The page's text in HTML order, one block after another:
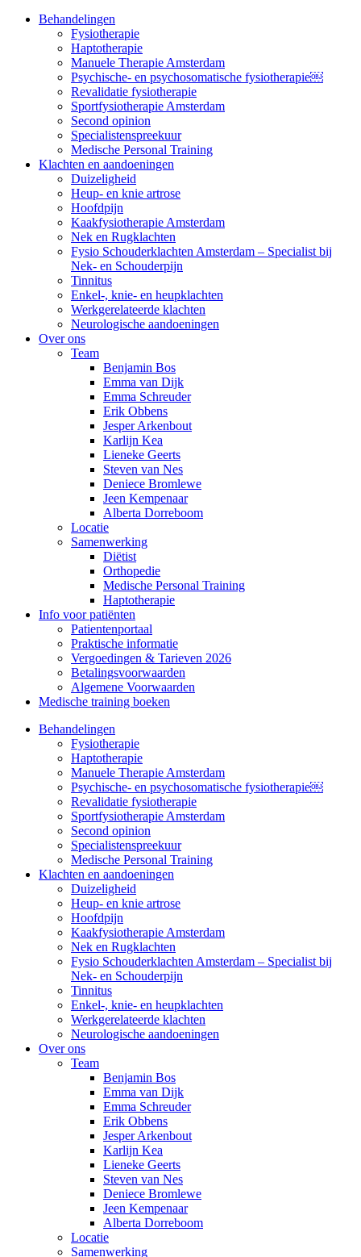
Behandelingen
Fysiotherapie
Haptotherapie
Manuele Therapie Amsterdam
Psychische- en psychosomatische fysiotherapie￼
Revalidatie fysiotherapie
Sportfysiotherapie Amsterdam
Second opinion
Specialistenspreekuur
Medische Personal Training
Klachten en aandoeningen
Duizeligheid
Heup- en knie artrose
Hoofdpijn
Kaakfysiotherapie Amsterdam
Nek en Rugklachten
Fysio Schouderklachten Amsterdam – Specialist bij
Nek- en Schouderpijn
Tinnitus
Enkel-, knie- en heupklachten
Werkgerelateerde klachten
Neurologische aandoeningen
Over ons
Team
Benjamin Bos
Emma van Dijk
Emma Schreuder
Erik Obbens
Jesper Arkenbout
Karlijn Kea
Lieneke Geerts
Steven van Nes
Deniece Bromlewe
Jeen Kempenaar
Alberta Dorreboom
Locatie
Samenwerking
Diëtist
Orthopedie
Medische Personal Training
Haptotherapie
Info voor patiënten
Patientenportaal
Praktische informatie
Vergoedingen & Tarieven 2026
Betalingsvoorwaarden
Algemene Voorwaarden
Medische training boeken
Behandelingen
Fysiotherapie
Haptotherapie
Manuele Therapie Amsterdam
Psychische- en psychosomatische fysiotherapie￼
Revalidatie fysiotherapie
Sportfysiotherapie Amsterdam
Second opinion
Specialistenspreekuur
Medische Personal Training
Klachten en aandoeningen
Duizeligheid
Heup- en knie artrose
Hoofdpijn
Kaakfysiotherapie Amsterdam
Nek en Rugklachten
Fysio Schouderklachten Amsterdam – Specialist bij
Nek- en Schouderpijn
Tinnitus
Enkel-, knie- en heupklachten
Werkgerelateerde klachten
Neurologische aandoeningen
Over ons
Team
Benjamin Bos
Emma van Dijk
Emma Schreuder
Erik Obbens
Jesper Arkenbout
Karlijn Kea
Lieneke Geerts
Steven van Nes
Deniece Bromlewe
Jeen Kempenaar
Alberta Dorreboom
Locatie
Samenwerking